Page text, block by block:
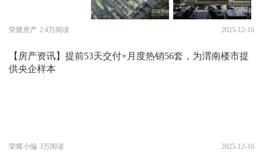
荣耀房产 2.4万阅读 2025-12-16
【房产资讯】提前53天交付+月度热销56套，为渭南楼市提
供央企样本
荣耀小编 3万阅读 2025-12-16